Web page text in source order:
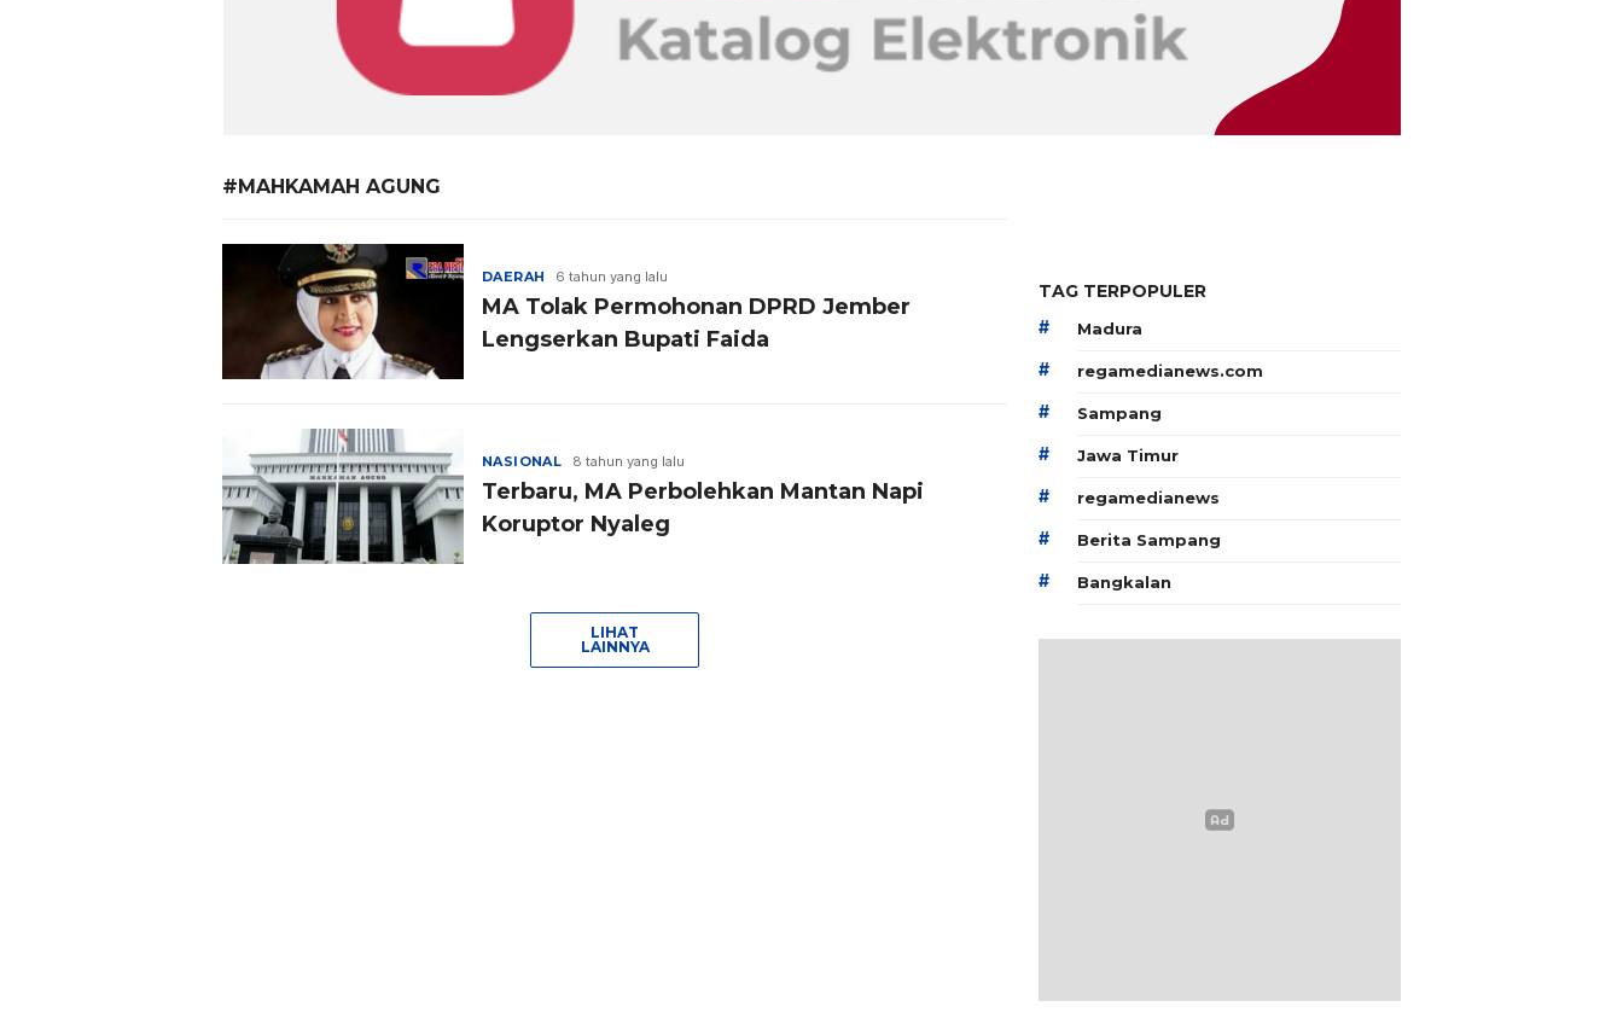
#MAHKAMAH AGUNG
DAERAH 6 tahun yang lalu
MA Tolak Permohonan DPRD Jember
Lengserkan Bupati Faida
NASIONAL 8 tahun yang lalu
Terbaru, MA Perbolehkan Mantan Napi
Koruptor Nyaleg
LIHAT
LAINNYA
TAG TERPOPULER
# Madura
# regamedianews.com
# Sampang
# Jawa Timur
# regamedianews
# Berita Sampang
# Bangkalan